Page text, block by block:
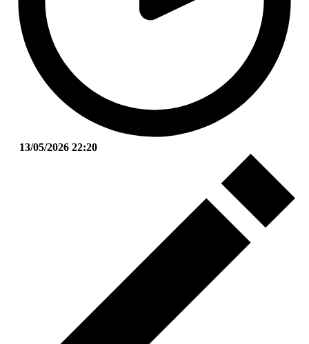
13/05/2026 22:20